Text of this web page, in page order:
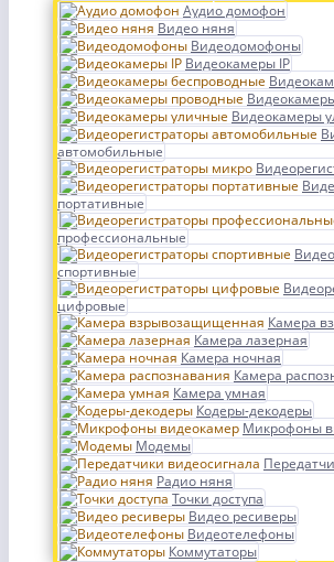
Аудио домофон
Видео няня
Видеодомофоны
Видеокамеры IP
Видеокамеры
автомобильные
портативные
профессиональные
спортивные
цифровые
Камера
Камера лазерная
Камера ночная
Камера
Камера умная
Кодеры-декодеры
Микрофоны
Модемы
Радио няня
Точки доступа
Видео ресиверы
Видеотелефоны
Коммутаторы